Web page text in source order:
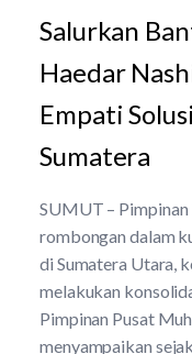
Salurkan
Haedar
Empati
Sumatera
SUMUT –
rombongan dalam
di Sumatera Utara,
melakukan
Pimpinan Pusat
menyampaikan